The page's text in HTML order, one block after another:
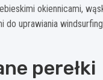
okiennicami,
uprawiania
perełki